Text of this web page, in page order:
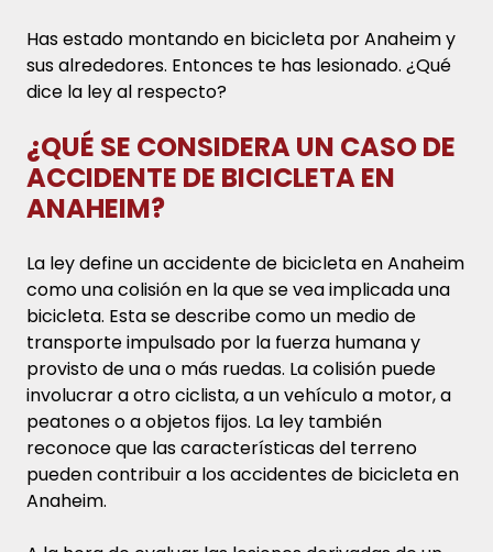
Has estado montando en bicicleta por Anaheim y
sus alrededores. Entonces te has lesionado. ¿Qué
dice la ley al respecto?
¿QUÉ SE CONSIDERA UN CASO DE
ACCIDENTE DE BICICLETA EN
ANAHEIM?
La ley define un accidente de bicicleta en Anaheim
como una colisión en la que se vea implicada una
bicicleta. Esta se describe como un medio de
transporte impulsado por la fuerza humana y
provisto de una o más ruedas. La colisión puede
involucrar a otro ciclista, a un vehículo a motor, a
peatones o a objetos fijos. La ley también
reconoce que las características del terreno
pueden contribuir a los accidentes de bicicleta en
Anaheim.